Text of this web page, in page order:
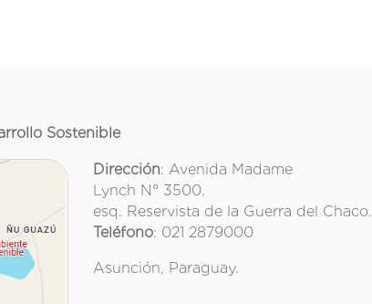
Sostenible
Dirección: Avenida Madame
Lynch N° 3500.
esq. Reservista de la Guerra del Chaco.
Teléfono: 021 2879000
Asunción, Paraguay.